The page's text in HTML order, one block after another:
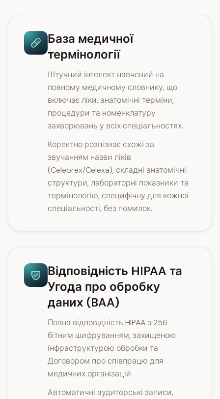
База медичної
термінології
Штучний інтелект навчений на
повному медичному словнику, що
включає ліки, анатомічні терміни,
процедури та номенклатуру
захворювань у всіх спеціальностях.
Коректно розпізнає схожі за
звучанням назви ліків
(Celebrex/Celexa), складні анатомічні
структури, лабораторні показники та
термінологію, специфічну для кожної
спеціальності, без помилок.
Відповідність HIPAA та
Угода про обробку
даних (BAA)
Повна відповідність HIPAA з 256-
бітним шифруванням, захищеною
інфраструктурою обробки та
Договором про співпрацю для
медичних організацій.
Автоматичні аудиторські записи,